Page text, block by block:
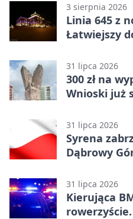
3 sierpnia 2026
Linia 645 z
Łatwiejszy
31 lipca 2026
300 zł na
Wnioski już
31 lipca 2026
Syrena
Dąbrowy
31 lipca 2026
Kierująca